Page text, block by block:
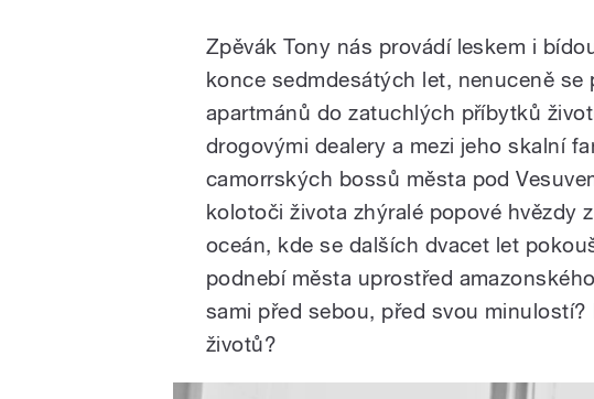
Zpěvák Tony nás provádí leskem i
konce sedmdesátých let, nenuceně se
apartmánů do zatuchlých příbytků
drogovými dealery a mezi jeho skalní
camorrských bossů města pod
kolotoči života zhýralé popové hvězdy
oceán, kde se dalších dvacet let
podnebí města uprostřed
sami před sebou, před svou
životů?